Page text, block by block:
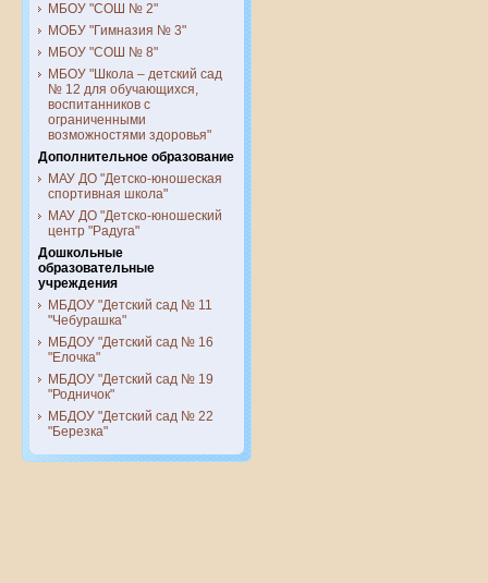
МБОУ "СОШ № 2"
МОБУ "Гимназия № 3"
МБОУ "СОШ № 8"
МБОУ "Школа – детский сад
№ 12 для обучающихся,
воспитанников с
ограниченными
возможностями здоровья"
Дополнительное образование
МАУ ДО "Детско-юношеская
спортивная школа"
МАУ ДО "Детско-юношеский
центр "Радуга"
Дошкольные
образовательные
учреждения
МБДОУ "Детский сад № 11
"Чебурашка"
МБДОУ "Детский сад № 16
"Елочка"
МБДОУ "Детский сад № 19
"Родничок"
МБДОУ "Детский сад № 22
"Березка"